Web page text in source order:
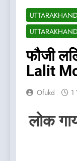
फौजी
Lalit
Ofukd 1
लोक